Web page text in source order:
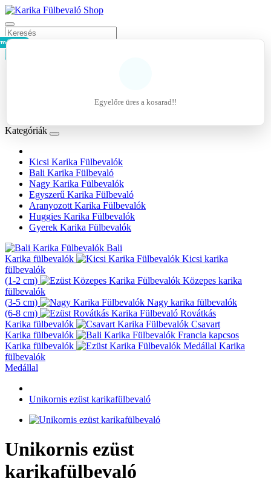
- 0Ft
Egyelőre üres a kosarad!!
Kategóriák
Kicsi Karika Fülbevalók
Bali Karika Fülbevaló
Nagy Karika Fülbevalók
Egyszerű Karika Fülbevaló
Aranyozott Karika Fülbevalók
Huggies Karika Fülbevalók
Gyerek Karika Fülbevalók
Bali
Karika fülbevalók
Kicsi karika
fülbevalók
(1-2 cm)
Közepes karika
fülbevalók
(3-5 cm)
Nagy karika fülbevalók
(6-8 cm)
Rovátkás
Karika fülbevalók
Csavart
Karika fülbevalók
Francia kapcsos
Karika fülbevalók
Karika
fülbevalók
Medállal
Unikornis ezüst karikafülbevaló
Unikornis ezüst
karikafülbevaló